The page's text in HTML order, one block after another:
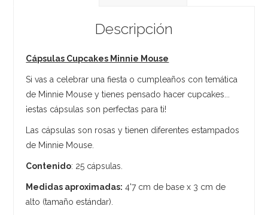
Descripción
Cápsulas Cupcakes Minnie Mouse
Si vas a celebrar una fiesta o cumpleaños con temática
de Minnie Mouse y tienes pensado hacer cupcakes...
¡estas cápsulas son perfectas para ti!
Las cápsulas son rosas y tienen diferentes estampados
de Minnie Mouse.
Contenido: 25 cápsulas.
Medidas aproximadas: 4'7 cm de base x 3 cm de
alto (tamaño estándar).